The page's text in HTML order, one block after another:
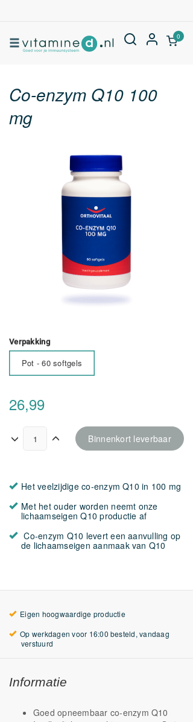
0
Co-enzym Q10 100
mg
Verpakking
Pot - 60 softgels
26,99
Binnenkort leverbaar
Het veelzijdige co-enzym Q10 in 100 mg
Met het ouder worden neemt onze
lichaamseigen Q10 productie af
Co-enzym Q10 levert een aanvulling op
de lichaamseigen aanmaak van Q10
Eigen hoogwaardige productie
Op werkdagen voor 16:00 besteld, vandaag
verstuurd
Informatie
Goed opneembaar co-enzym Q10